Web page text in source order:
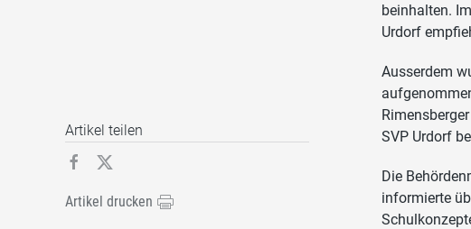
beinhalten.
Urdorf
Ausserdem
SVP Urdorf
Die
informierte
Artikel teilen
Artikel drucken